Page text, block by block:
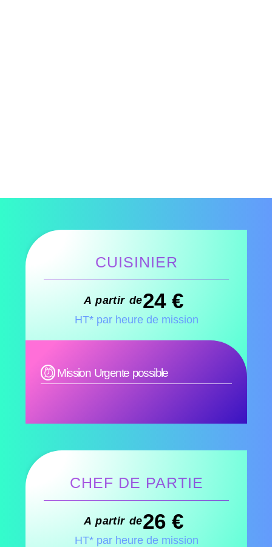
CUISINIER
A partir de24 €
HT* par heure de mission
Mission Urgente possible
CHEF DE PARTIE
A partir de26 €
HT* par heure de mission